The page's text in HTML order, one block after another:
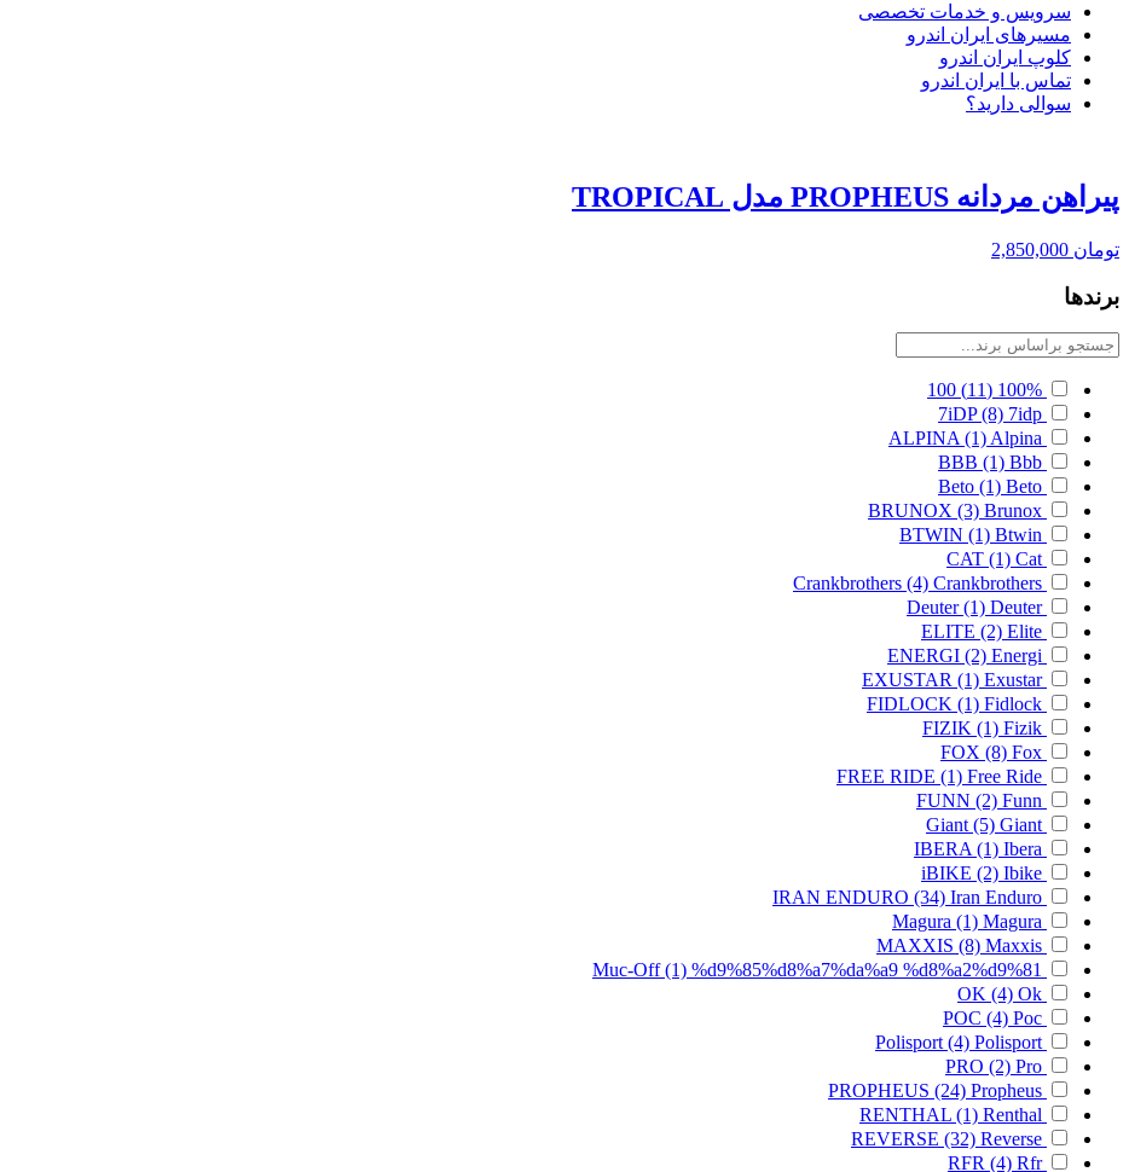
سرویس و خدمات تخصصی
مسیرهای ایران اندرو
کلوپ ایران اندرو
تماس با ایران اندرو
سوالی دارید؟
پیراهن مردانه PROPHEUS مدل TROPICAL
تومان
برندها
100%
(11)
100
7iDP (8) 7idp
ALPINA (1) Alpina
BBB (1) Bbb
Beto (1) Beto
BRUNOX (3) Brunox
BTWIN (1) Btwin
CAT (1) Cat
Crankbrothers (4) Crankbrothers
Deuter (1) Deuter
ELITE (2) Elite
ENERGI (2) Energi
EXUSTAR (1) Exustar
FIDLOCK (1) Fidlock
FIZIK (1) Fizik
FOX (8) Fox
FREE RIDE (1) Free Ride
FUNN (2) Funn
Giant (5) Giant
IBERA (1) Ibera
iBIKE (2) Ibike
IRAN ENDURO (34) Iran Enduro
Magura (1) Magura
MAXXIS (8) Maxxis
Muc-Off (1) %d9%85%d8%a7%da%a9 %d8%a2%d9%81
OK (4) Ok
POC (4) Poc
Polisport (4) Polisport
PRO (2) Pro
PROPHEUS (24) Propheus
RENTHAL (1) Renthal
REVERSE (32) Reverse
RFR (4) Rfr